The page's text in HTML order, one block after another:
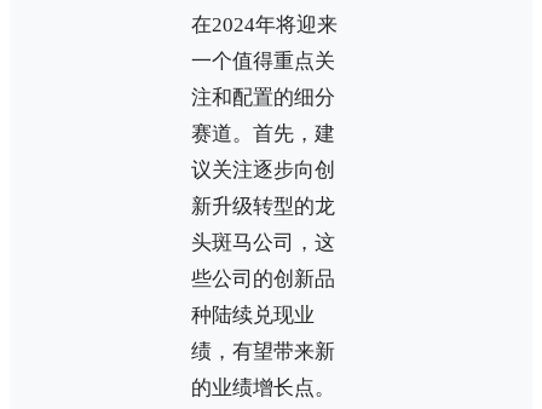
在2024年将迎来
一个值得重点关
注和配置的细分
赛道。首先，建
议关注逐步向创
新升级转型的龙
头斑马公司，这
些公司的创新品
种陆续兑现业
绩，有望带来新
的业绩增长点。